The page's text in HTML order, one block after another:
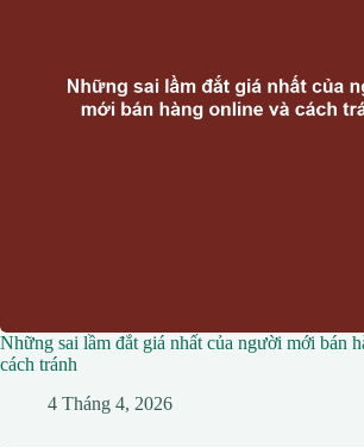
Những sai lầm đắt giá nhất của người mới bán
cách tránh
4 Tháng 4, 2026